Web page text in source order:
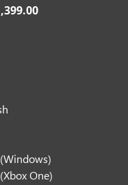
One)